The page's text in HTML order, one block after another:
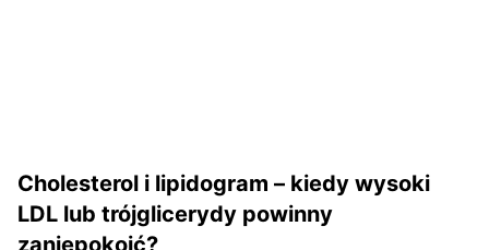
Cholesterol i lipidogram – kiedy wysoki
LDL lub trójglicerydy powinny
zaniepokoić?